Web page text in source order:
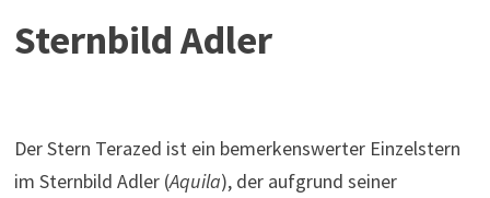
Sternbild Adler
Der Stern Terazed ist ein bemerkenswerter Einzelstern
im Sternbild Adler (Aquila), der aufgrund seiner